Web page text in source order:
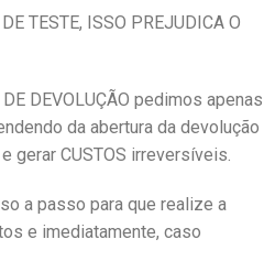
TESTE, ISSO PREJUDICA O
DEVOLUÇÃO pedimos apenas
da abertura da devolução
gerar CUSTOS irreversíveis.
a passo para que realize a
e imediatamente, caso